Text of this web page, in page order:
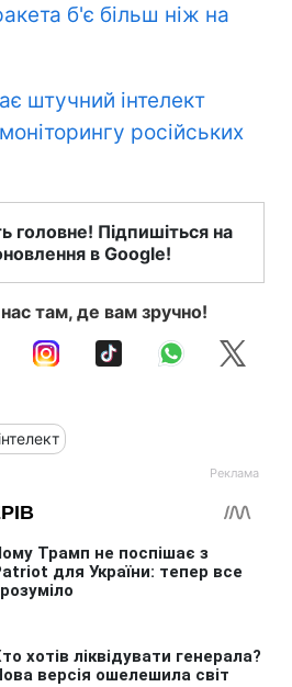
б'є більш ніж на
штучний інтелект
російських
головне! Підпишіться на
в Google!
там, де вам зручно!